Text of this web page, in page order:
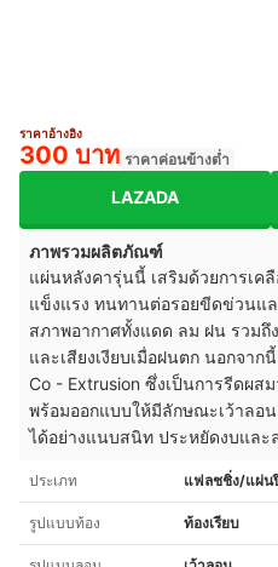
ราคาอ้างอิง
300 บาท ราคาค่อนข้างต่ำ
LAZADA
ภาพรวมผลิตภัณฑ์
แผ่นหลังคารุ่นนี้ เสริมด้วยการเค
แข็งแรง ทนทานต่อรอยขีดข่วนแ
สภาพอากาศทั้งแดด ลม ฝน รวมถึ
และเสียงเงียบเมื่อฝนตก นอกจา
Co - Extrusion ซึ่งเป็นการรีดผส
พร้อมออกแบบให้มีลักษณะเว้าลอ
ได้อย่างแนบสนิท ประหยัดงบและ
ประเภท แฟลชชิ่ง/แผ่น
รูปแบบท้อง ท้องเรียบ